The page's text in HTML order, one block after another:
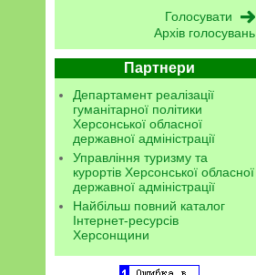
Архів голосувань
Партнери
Департамент реалізації
гуманітарної політики
Херсонської обласної
державної адміністрації
Управління туризму та
курортів Херсонської обласної
державної адміністрації
Найбільш повний каталог
Інтернет-ресурсів
Херсонщини